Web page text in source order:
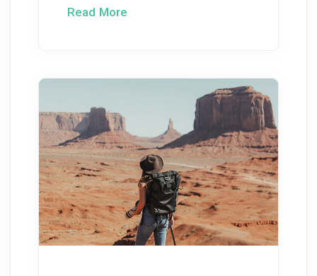
Read More